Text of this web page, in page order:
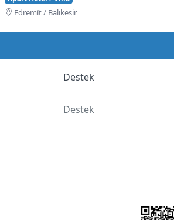
Edremi̇t / Balıkesir
Destek
Destek